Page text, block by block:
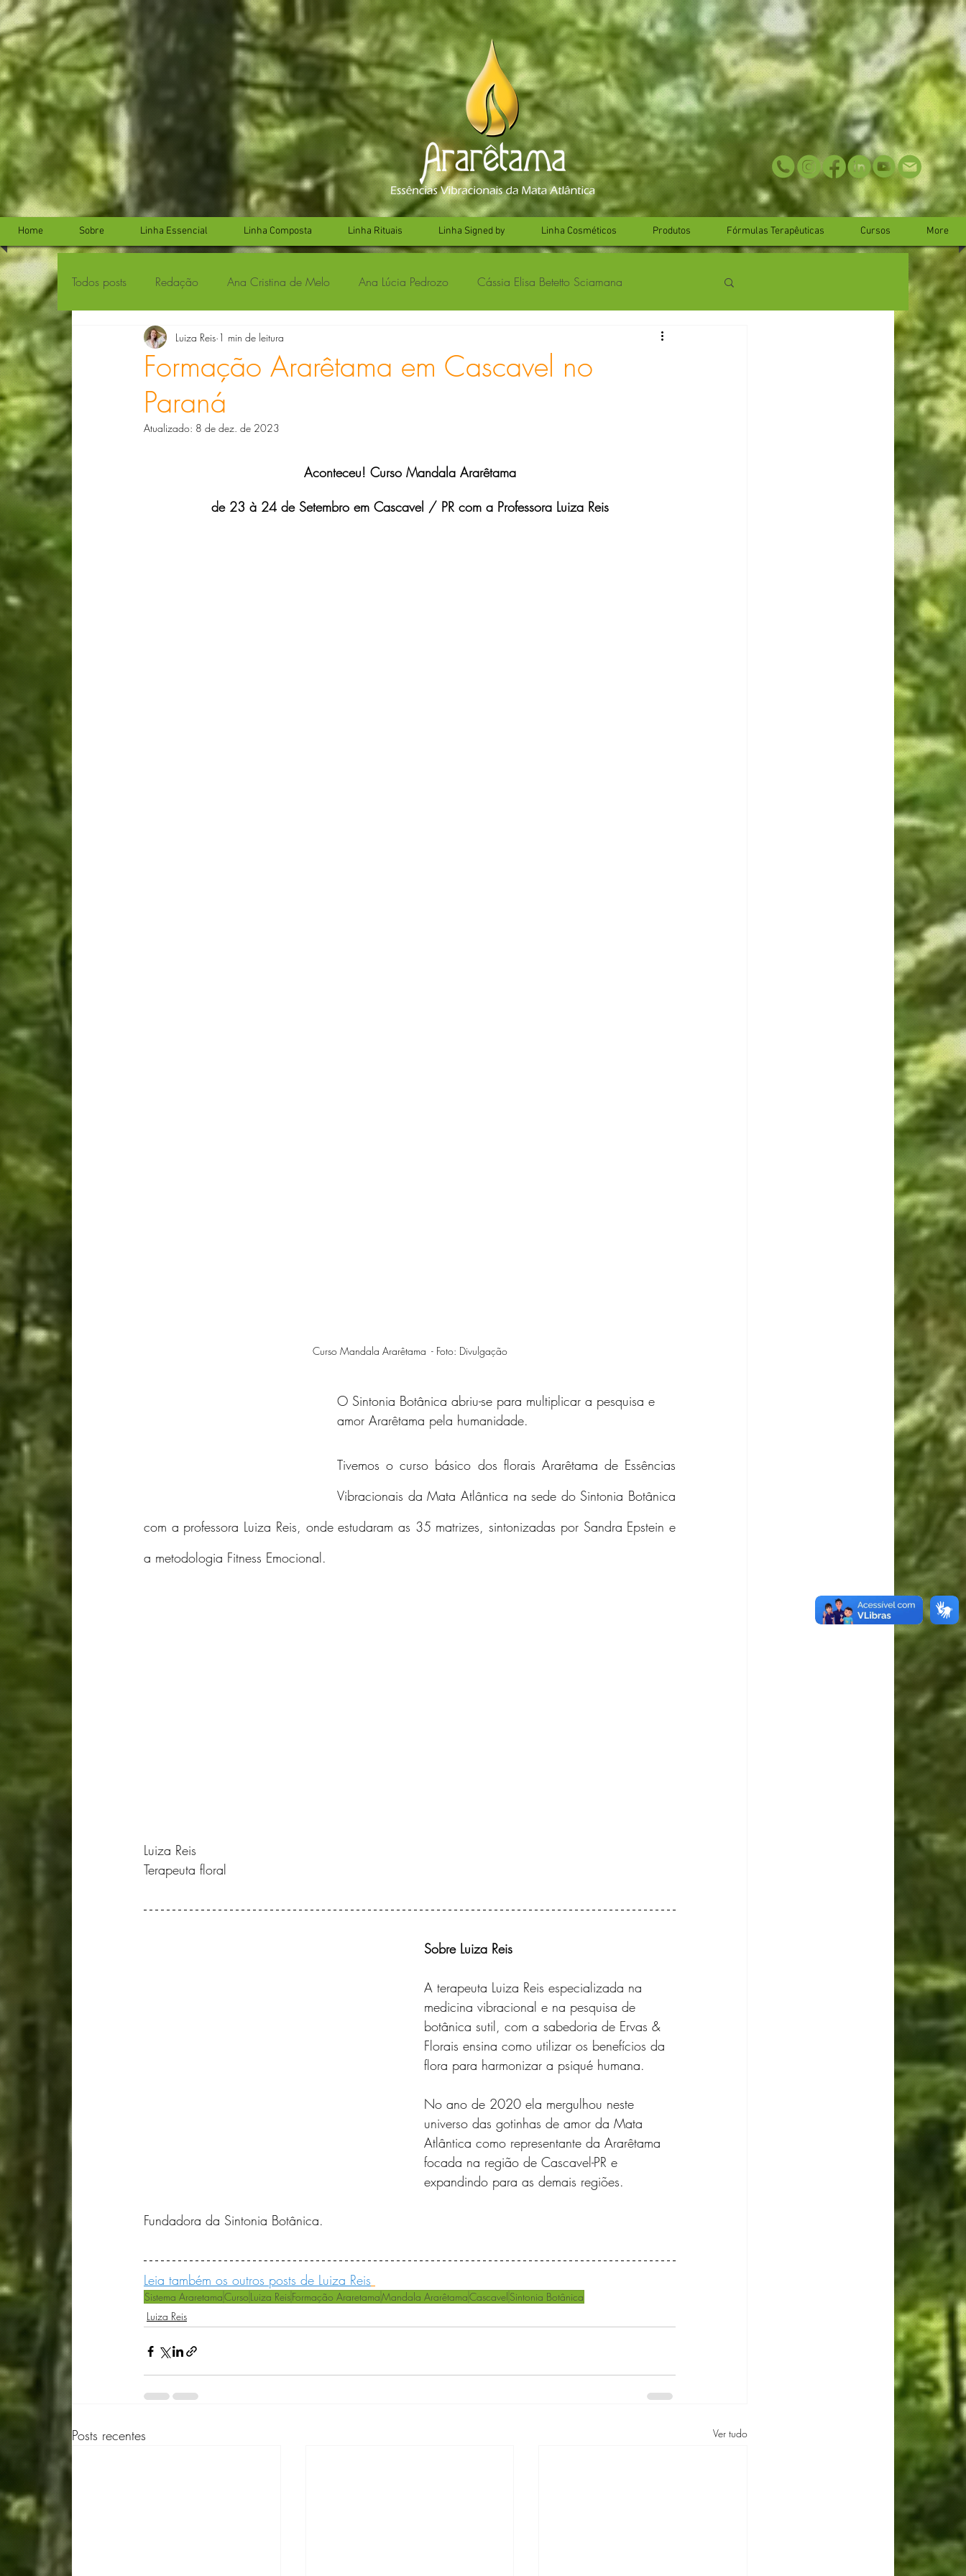
...
Home Sobre Linha Essencial Linha Composta Linha Rituais Linha Signed by Linha Cosméticos Produtos Fórmulas Terapêuticas Cursos More
Todos posts Redação Ana Cristina de Melo Ana Lúcia Pedrozo Cássia Elisa Betetto Sciamana
Denise Giarelli Doris Barg Dra. Ellen Costa Mendes Soares Heloisa Gomes
Dra. Luciana Ribeiro
Formação Ararêtama em Cascavel no
Paraná
Luiza Reis 1 min de leitura
Atualizado: 8 de dez. de 2023
Aconteceu! Curso Mandala Ararêtama
de 23 à 24 de Setembro em Cascavel / PR com a Professora Luiza Reis
Curso Mandala Ararêtama  - Foto: Divulgação
O Sintonia Botânica abriu-se para multiplicar a pesquisa e
amor Ararêtama pela humanidade.
Tivemos o curso básico dos florais Ararêtama de Essências
Vibracionais da Mata Atlântica na sede do Sintonia Botânica
com a professora Luiza Reis, onde estudaram as 35 matrizes, sintonizadas por Sandra Epstein e
a metodologia Fitness Emocional.
Luiza Reis
Terapeuta floral
Sobre Luiza Reis
A terapeuta Luiza Reis especializada na
medicina vibracional e na pesquisa de
botânica sutil, com a sabedoria de Ervas &
Florais ensina como utilizar os benefícios da
flora para harmonizar a psiqué humana.
No ano de 2020 ela mergulhou neste
universo das gotinhas de amor da Mata
Atlântica como representante da Ararêtama
focada na região de Cascavel-PR e
expandindo para as demais regiões.
Fundadora da Sintonia Botânica.
Leia também os outros posts de Luiza Reis
Sistema AraretamaCurso Luiza ReisFormação AraretamaMandala ArarêtamaCascavel Sintonia Botânica
Luiza Reis
Posts recentes Ver tudo